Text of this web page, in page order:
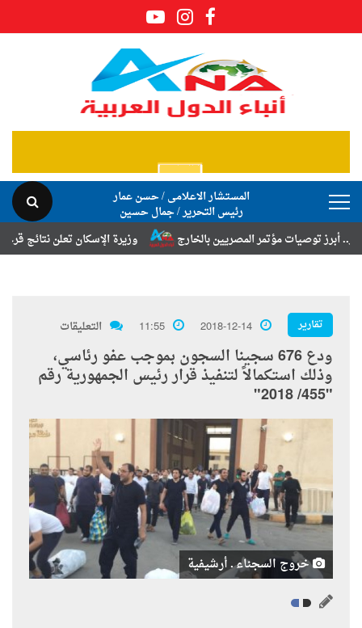
المستشار الاعلامى / حسن عمار
رئيس التحرير / جمال حسين
وزيرة الإسكان تعلن نتائج قرعة
توصيات مؤتمر المصريين بالخارج
تقارير 2018-12-14
11:55 التعليقات
ودع 676 سجينا السجون بموجب عفو رئاسي،
وذلك استكمالاً لتنفيذ قرار رئيس الجمهورية رقم
"455/ 2018"
خروج السجناء ـ أرشيفية